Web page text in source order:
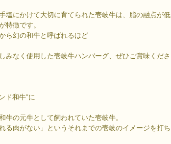
塩にかけて大切に育てられた壱岐牛は、脂の融点が低
特徴です。
ら幻の和牛と呼ばれるほど
みなく使用した壱岐牛ハンバーグ、ぜひご賞味くださ
ド和牛”に
牛の元牛として飼われていた壱岐牛。
る肉がない」というそれまでの壱岐のイメージを打ち